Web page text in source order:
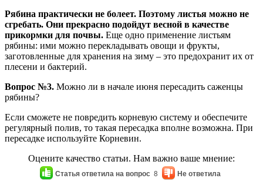
Рябина практически не болеет. Поэтому листья можно не
сгребать. Они прекрасно подойдут весной в качестве
прикормки для почвы. Еще одно применение листьям
рябины: ими можно перекладывать овощи и фрукты,
заготовленные для хранения на зиму – это предохранит их от
плесени и бактерий.
Вопрос №3. Можно ли в начале июня пересадить саженцы
рябины?
Если сможете не повредить корневую систему и обеспечите
регулярный полив, то такая пересадка вполне возможна. При
пересадке используйте Корневин.
Оцените качество статьи. Нам важно ваше мнение:
Статья ответила на вопрос 8 Не ответила